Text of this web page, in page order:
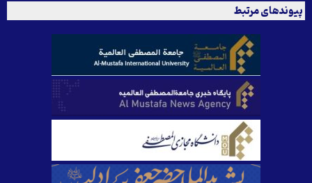
پیوندهای مرتبط